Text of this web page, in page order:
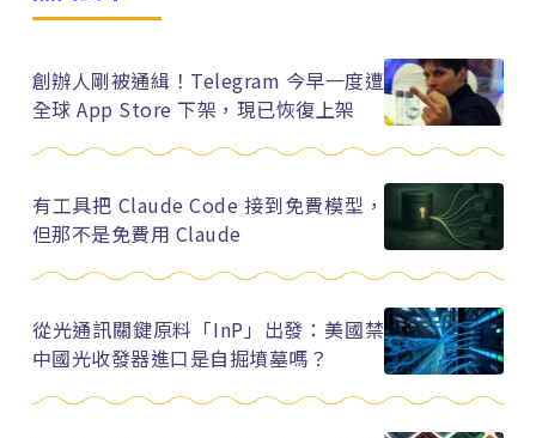
創辦人剛被通緝！Telegram 今早一度遭
全球 App Store 下架，現已恢復上架
有工具把 Claude Code 接到免費模型，
但那不是免費用 Claude
從光通訊關鍵原料「InP」出發：美國禁
中國光收發器進口是自掘墳墓嗎？